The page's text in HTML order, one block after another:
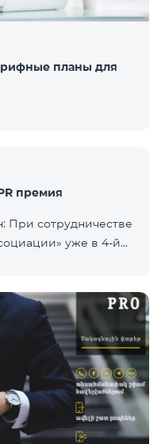
планы для
премия
При сотрудничестве
уже в 4-й
программ и
и политических
структур в
команды
и подчеркнуть
важность